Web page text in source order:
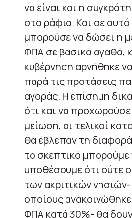
να είναι και η
στα ράφια. Και σε
μπορούσε να δώσει η
ΦΠΑ σε βασικά αγαθά,
κυβέρνηση αρνήθηκε
παρά τις προτάσεις
αγοράς. Η επίσημη
ότι και να
μείωση, οι τελικοί
θα έβλεπαν τη
το σκεπτικό μπορούμε
υποθέσουμε ότι ούτε
των ακριτικών νησιών-
οποίους
ΦΠΑ κατά 30%- θα